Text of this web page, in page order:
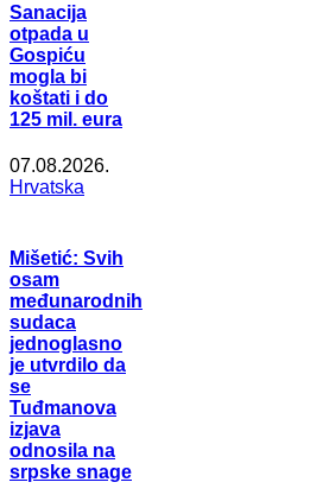
Sanacija
otpada u
Gospiću
mogla bi
koštati i do
125 mil. eura
07.08.2026.
Hrvatska
Mišetić: Svih
osam
međunarodnih
sudaca
jednoglasno
je utvrdilo da
se
Tuđmanova
izjava
odnosila na
srpske snage